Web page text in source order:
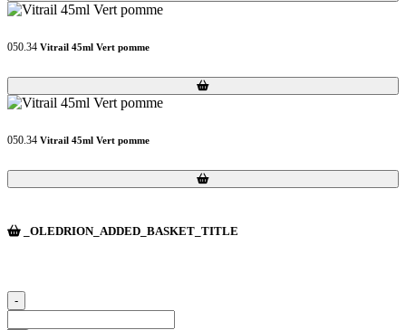
050.34 Vitrail 45ml Vert pomme
Loading...
Loading...
050.34 Vitrail 45ml Vert pomme
Loading...
Loading...
_OLEDRION_ADDED_BASKET_TITLE
-